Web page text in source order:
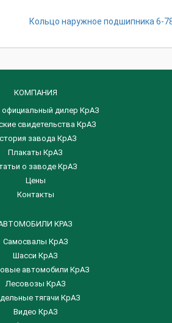
Кольцо наружное подшипника 6-
КОМПАНИЯ
официальный дилер КрАЗ
свидетельства КрАЗ
завода КрАЗ
Плакаты КрАЗ
о заводе КрАЗ
Цены
Контакты
КРАЗ
Самосвалы КрАЗ
Шасси КрАЗ
автомобили КрАЗ
Лесовозы КрАЗ
тягачи КрАЗ
Видео КрАЗ